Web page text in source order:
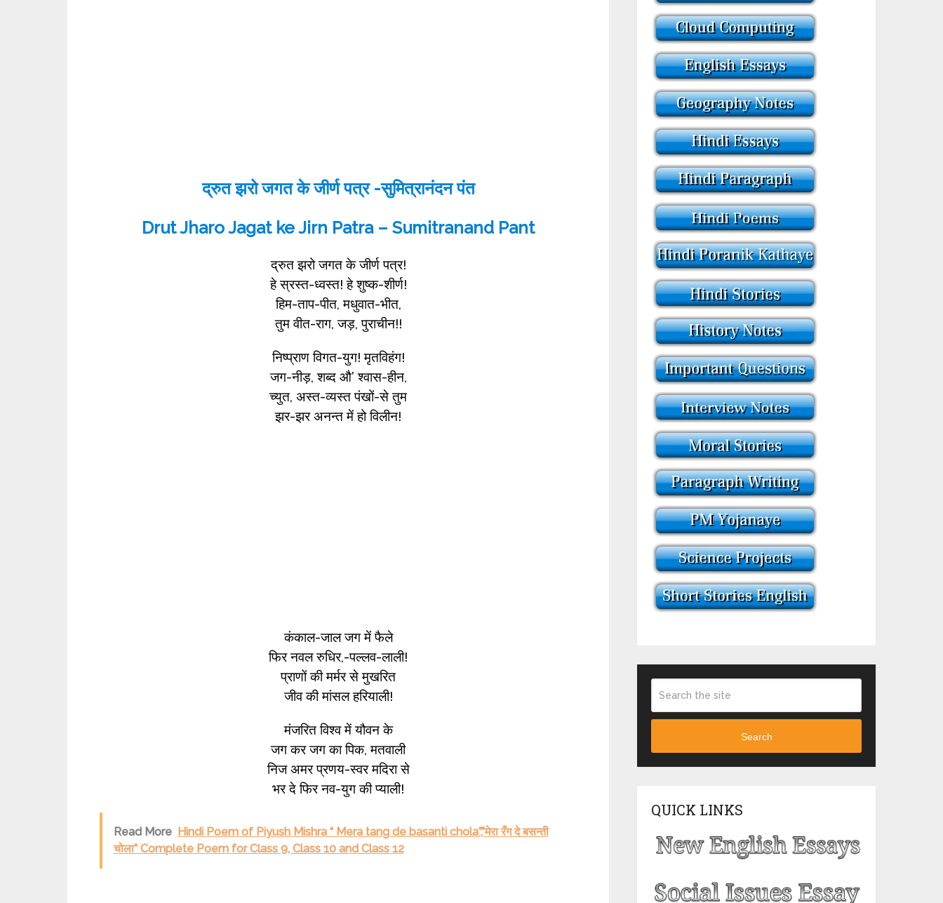
द्रुत झरो जगत के जीर्ण पत्र -सुमित्रानंदन पंत
Drut Jharo Jagat ke Jirn Patra – Sumitranand Pant
द्रुत झरो जगत के जीर्ण पत्र!
हे स्रस्त-ध्वस्त! हे शुष्क-शीर्ण!
हिम-ताप-पीत, मधुवात-भीत,
तुम वीत-राग, जड़, पुराचीन!!
निष्प्राण विगत-युग! मृतविहंग!
जग-नीड़, शब्द औ’ श्वास-हीन,
च्युत, अस्त-व्यस्त पंखों-से तुम
झर-झर अनन्त में हो विलीन!
कंकाल-जाल जग में फैले
फिर नवल रुधिर,-पल्लव-लाली!
प्राणों की मर्मर से मुखरित
जीव की मांसल हरियाली!
मंजरित विश्व में यौवन के
जग कर जग का पिक, मतवाली
निज अमर प्रणय-स्वर मदिरा से
भर दे फिर नव-युग की प्याली!
Read More Hindi Poem of Piyush Mishra “ Mera tang de basanti chola”,”मेरा रँग दे बसन्ती
चोला” Complete Poem for Class 9, Class 10 and Class 12
Search
QUICK LINKS